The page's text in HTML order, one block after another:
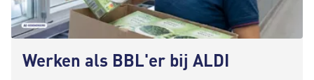
Werken als BBL'er bij ALDI